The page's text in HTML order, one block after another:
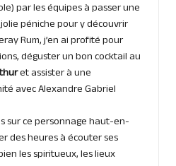
par les équipes à passer une
péniche pour y découvrir
Rum, j’en ai profité pour
déguster un bon cocktail au
et assister à une
avec Alexandre Gabriel
sur ce personnage haut-en-
des heures à écouter ses
les spiritueux, les lieux